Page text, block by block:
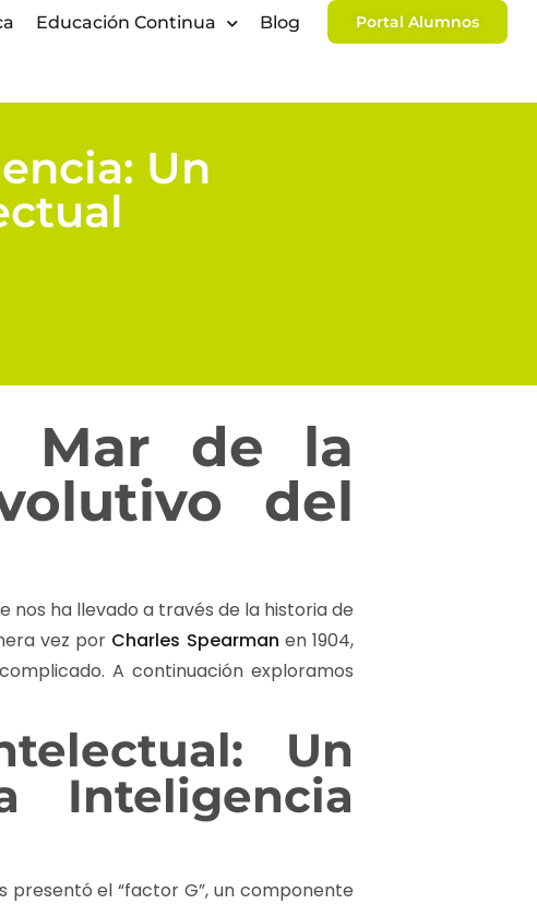
Educación Continua Blog Portal Alumnos
Un
Mar de la
del
nos ha llevado a través de la historia de
vez por Charles Spearman en 1904,
A continuación exploramos
Un
Inteligencia
el “factor G”, un componente